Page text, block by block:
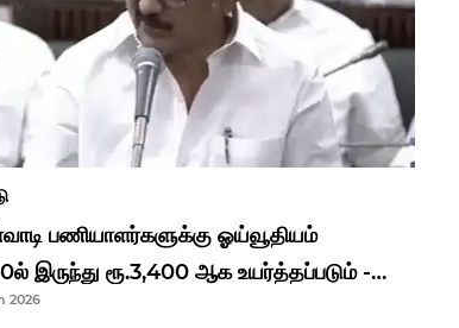
பணியாளர்களுக்கு ஓய்வூதியம்
இருந்து ரூ.3,400 ஆக உயர்த்தப்படும் -
மு.க.ஸ்டாலின்..!
2026